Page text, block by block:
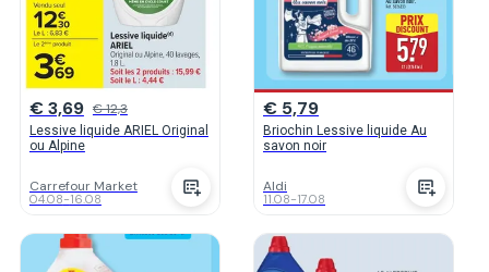
€ 3,69 € 12,3
Lessive liquide ARIEL Original
ou Alpine
Carrefour Market
04.08-16.08
€ 5,79
Briochin Lessive liquide Au
savon noir
Aldi
11.08-17.08